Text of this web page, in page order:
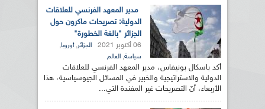
مدير المعهد الفرنسي للعلاقات
الدولية: تصريحات ماكرون حول
الجزائر "بالغة الخطورة"
06 أكتوبر 2021 الجزائر,أوروبا,
سياسة, العالم
أكد باسكال بونيفاس، مدير المعهد الفرنسي للعلاقات
الدولية والاستراتيجية والخبير في المسائل الجيوسياسية، هذا
الأربعاء، أنّ التصريحات غير المفندة التي...